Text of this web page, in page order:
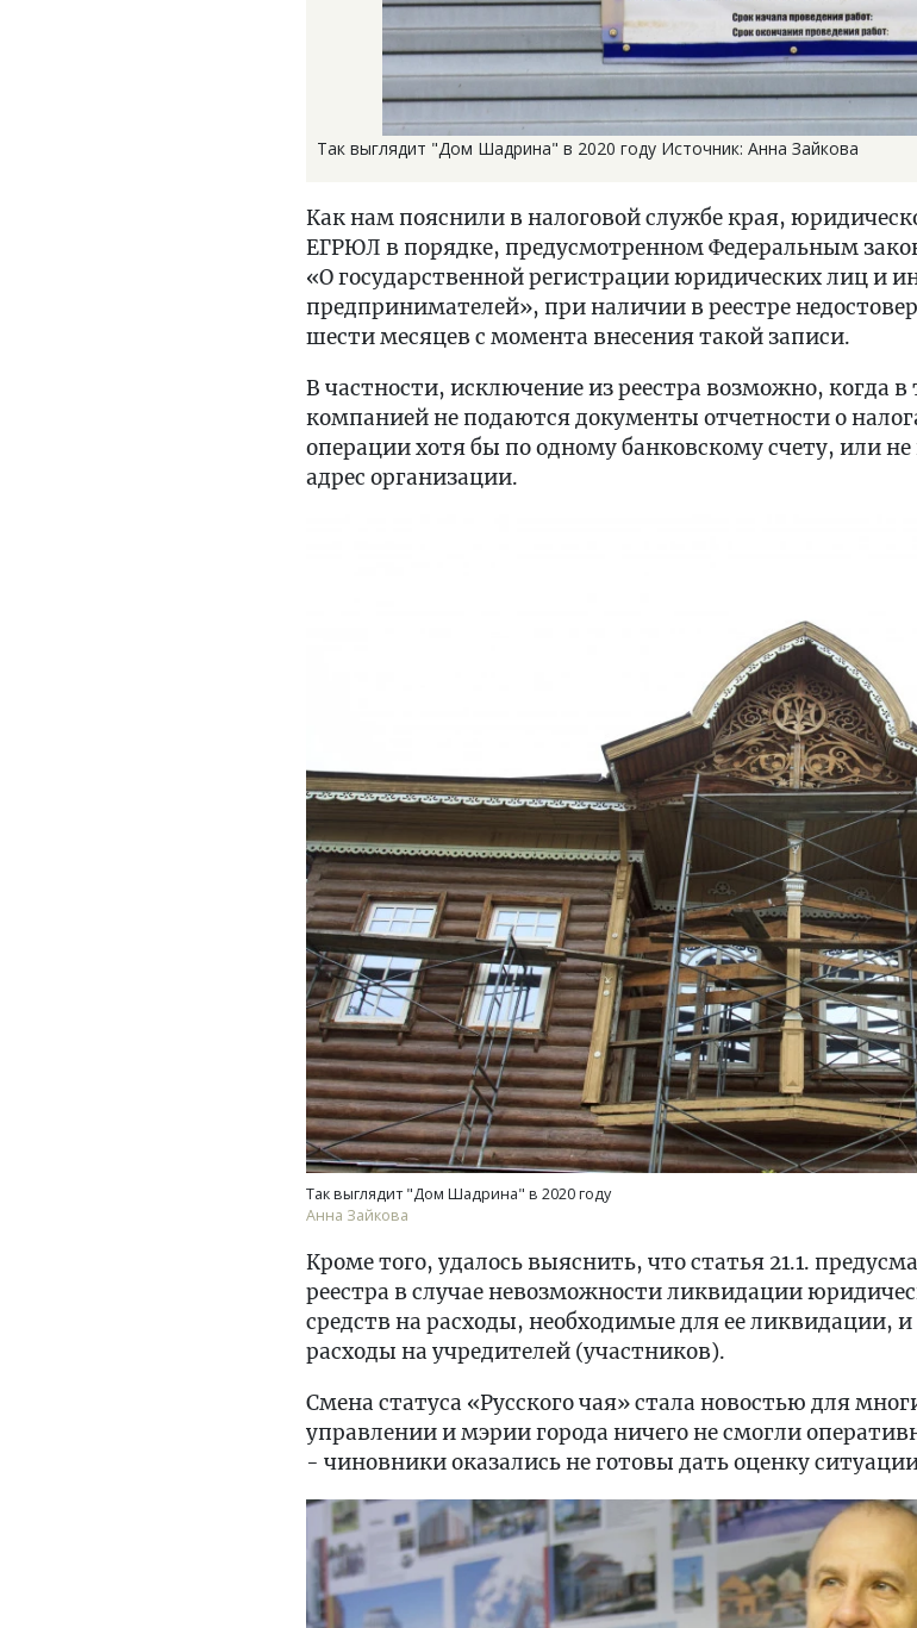
Так выглядит "Дом Шадрина" в 2020 году Источник: Анна Зайкова
Как нам пояснили в налоговой службе края,
ЕГРЮЛ в порядке, предусмотренном Федеральным
«О государственной регистрации юридических лиц и
предпринимателей», при наличии в реестре
шести месяцев с момента внесения такой записи.
В частности, исключение из реестра возможно, когда в
компанией не подаются документы отчетности о
операции хотя бы по одному банковскому счету, или
адрес организации.
Так выглядит "Дом Шадрина" в 2020 году
Анна Зайкова
Кроме того, удалось выяснить, что статья 21.1.
реестра в случае невозможности ликвидации
средств на расходы, необходимые для ее ликвидации,
расходы на учредителей (участников).
Смена статуса «Русского чая» стала новостью для
управлении и мэрии города ничего не смогли
- чиновники оказались не готовы дать оценку